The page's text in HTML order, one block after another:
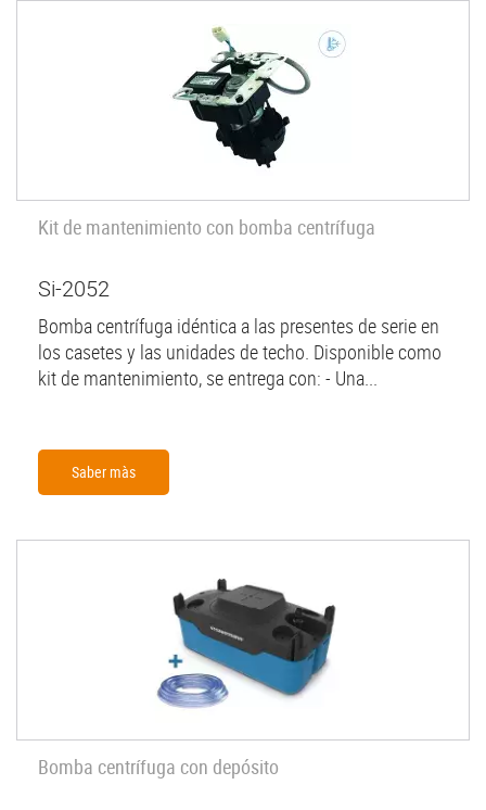
Kit de mantenimiento con bomba centrífuga
Si-2052
Bomba centrífuga idéntica a las presentes de serie en
los casetes y las unidades de techo. Disponible como
kit de mantenimiento, se entrega con: - Una...
Saber màs
Bomba centrífuga con depósito